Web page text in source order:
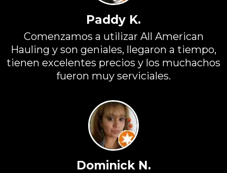
Paddy K.
Comenzamos a utilizar All American
Hauling y son geniales, llegaron a tiempo,
tienen excelentes precios y los muchachos
fueron muy serviciales.
Dominick N.